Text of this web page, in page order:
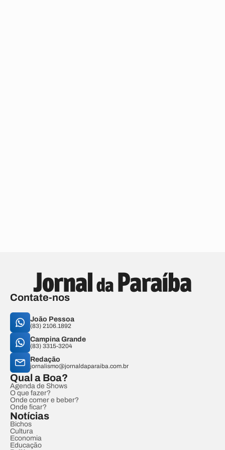
Contate-nos
João Pessoa
(83) 2106.1892
Campina Grande
(83) 3315-3204
Redação
jornalismo@jornaldaparaiba.com.br
Qual a Boa?
Agenda de Shows
O que fazer?
Onde comer e beber?
Onde ficar?
Notícias
Bichos
Cultura
Economia
Educação